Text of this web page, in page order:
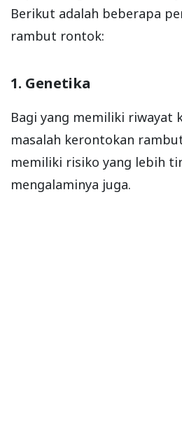
Berikut adalah beberapa
rambut rontok:
1. Genetika
Bagi yang memiliki riwayat
masalah kerontokan
memiliki risiko yang lebih
mengalaminya juga.